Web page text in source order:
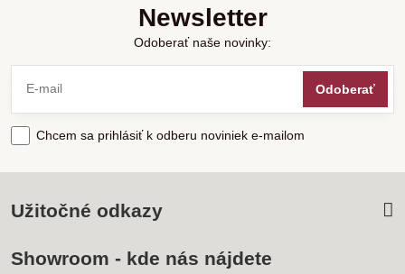
Newsletter
Odoberať naše novinky:
Odoberať
Chcem sa prihlásiť k odberu noviniek e-mailom
Užitočné odkazy
Showroom - kde nás nájdete